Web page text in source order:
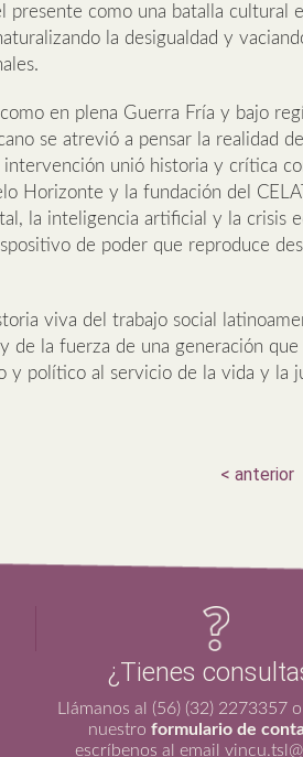
presente como una batalla cultural
la desigualdad y
en plena Guerra Fría y bajo
se atrevió a pensar la realidad
intervención unió historia y crítica
Horizonte y la fundación del
la inteligencia artificial y la crisis
de poder que reproduce
viva del trabajo social
de la fuerza de una generación
y político al servicio de la vida y la
< anterior
¿Tienes
Llámanos al (56) (32) 2273357
nuestro formulario de
escríbenos al email